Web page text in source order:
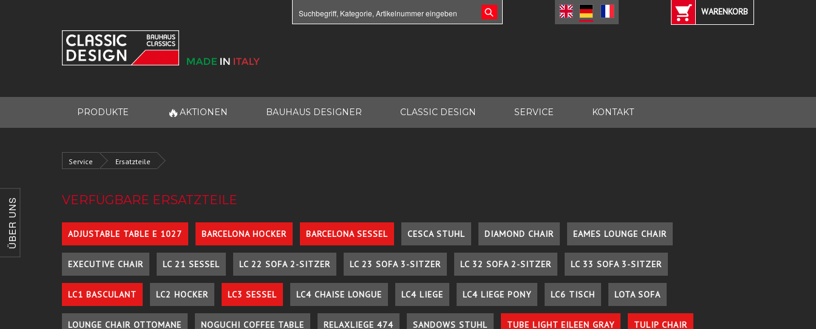
ÜBER UNS
WARENKORB
PRODUKTE 🔥 AKTIONEN BAUHAUS DESIGNER CLASSIC DESIGN SERVICE KONTAKT
Service Ersatzteile
VERFÜGBARE ERSATZTEILE
ADJUSTABLE TABLE E 1027 BARCELONA HOCKER BARCELONA SESSEL CESCA STUHL DIAMOND CHAIR EAMES LOUNGE CHAIR
EXECUTIVE CHAIR LC 21 SESSEL LC 22 SOFA 2-SITZER LC 23 SOFA 3-SITZER LC 32 SOFA 2-SITZER LC 33 SOFA 3-SITZER
LC1 BASCULANT LC2 HOCKER LC3 SESSEL LC4 CHAISE LONGUE LC4 LIEGE LC4 LIEGE PONY LC6 TISCH LOTA SOFA
LOUNGE CHAIR OTTOMANE NOGUCHI COFFEE TABLE RELAXLIEGE 474 SANDOWS STUHL TUBE LIGHT EILEEN GRAY TULIP CHAIR